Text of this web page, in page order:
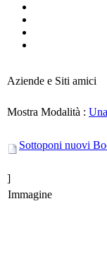
Aziende e Siti amici
Mostra Modalità :
Sottoponi nuovi
]
Immagine